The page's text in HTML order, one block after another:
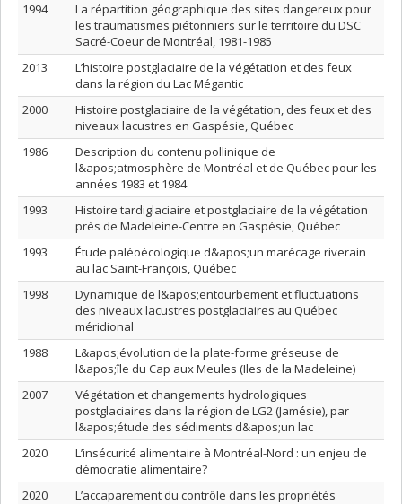
1994
La répartition géographique des sites dangereux pour
les traumatismes piétonniers sur le territoire du DSC
Sacré-Coeur de Montréal, 1981-1985
2013
L’histoire postglaciaire de la végétation et des feux
dans la région du Lac Mégantic
2000
Histoire postglaciaire de la végétation, des feux et des
niveaux lacustres en Gaspésie, Québec
1986
Description du contenu pollinique de
l&apos;atmosphère de Montréal et de Québec pour les
années 1983 et 1984
1993
Histoire tardiglaciaire et postglaciaire de la végétation
près de Madeleine-Centre en Gaspésie, Québec
1993
Étude paléoécologique d&apos;un marécage riverain
au lac Saint-François, Québec
1998
Dynamique de l&apos;entourbement et fluctuations
des niveaux lacustres postglaciaires au Québec
méridional
1988
L&apos;évolution de la plate-forme gréseuse de
l&apos;île du Cap aux Meules (Iles de la Madeleine)
2007
Végétation et changements hydrologiques
postglaciaires dans la région de LG2 (Jamésie), par
l&apos;étude des sédiments d&apos;un lac
2020
L’insécurité alimentaire à Montréal-Nord : un enjeu de
démocratie alimentaire?
2020
L’accaparement du contrôle dans les propriétés